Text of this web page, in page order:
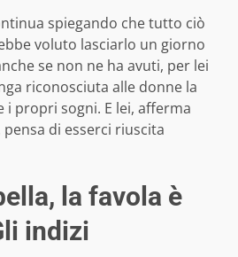
spiegando che tutto ciò
voluto lasciarlo un giorno
se non ne ha avuti, per lei
riconosciuta alle donne la
i propri sogni. E lei, afferma
di esserci riuscita
la favola è
indizi